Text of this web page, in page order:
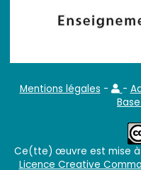
Mentions légales - -
Ce(tte) œuvre est mise à
Licence Creative